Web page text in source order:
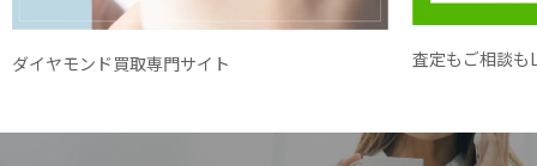
ダイヤモンド買取専門サイト 査定もご相談も